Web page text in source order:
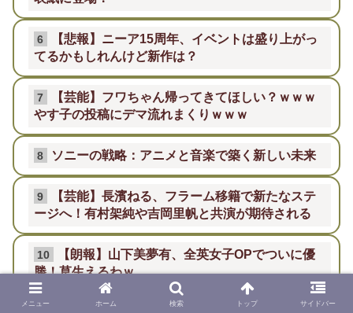
6
【悲報】ニーア15周年、イベントは盛り上がっ
てるかもしれんけど新作は？
7
【芸能】フワちゃん帰ってきてほしい？ｗｗｗ
やす子の投稿にデマ流れまくりｗｗｗ
8 ソニーの戦略：アニメと音楽で築く新しい未来
9
【芸能】長濱ねる、フラーム移籍で新たなステ
ージへ！有村架純や吉岡里帆と共演が期待される
10
【朗報】山下美夢有、全英女子OPでついに優
勝！草生えるわｗ
メニュー ホーム 検索 トップ サイドバー